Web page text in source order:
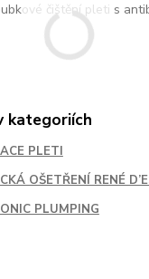
čištění pleti s
kategoriích
PLETI
OŠETŘENÍ RENÉ
PLUMPING